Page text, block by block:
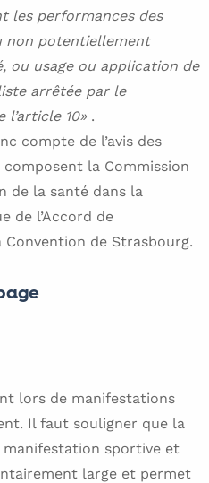
les performances des
non potentiellement
ou usage ou application de
arrêtée par le
l’article 10» .
compte de l’avis des
la Commission
de la santé dans la
de l’Accord de
de Strasbourg.
lors de manifestations
Il faut souligner que la
sportive et
large et permet